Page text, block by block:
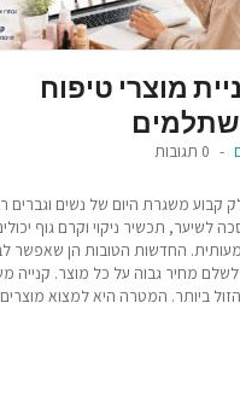
מוצרי טיפוח
0 תגובות
קבוע משגרת היום של נשים וגברים
לשיער, תכשיר ניקוי וקרם גוף
החדשות הטובות הן שאפשר
לשלם מחיר גבוה על כל מוצר. קנייה
ביותר. המטרה היא למצוא